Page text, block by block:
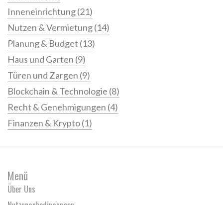
Inneneinrichtung(21)
Nutzen & Vermietung(14)
Planung & Budget (13)
Haus und Garten (9)
Türen und Zargen (9)
Blockchain & Technologie (8)
Recht & Genehmigungen (4)
Finanzen & Krypto(1)
Menü
Über Uns